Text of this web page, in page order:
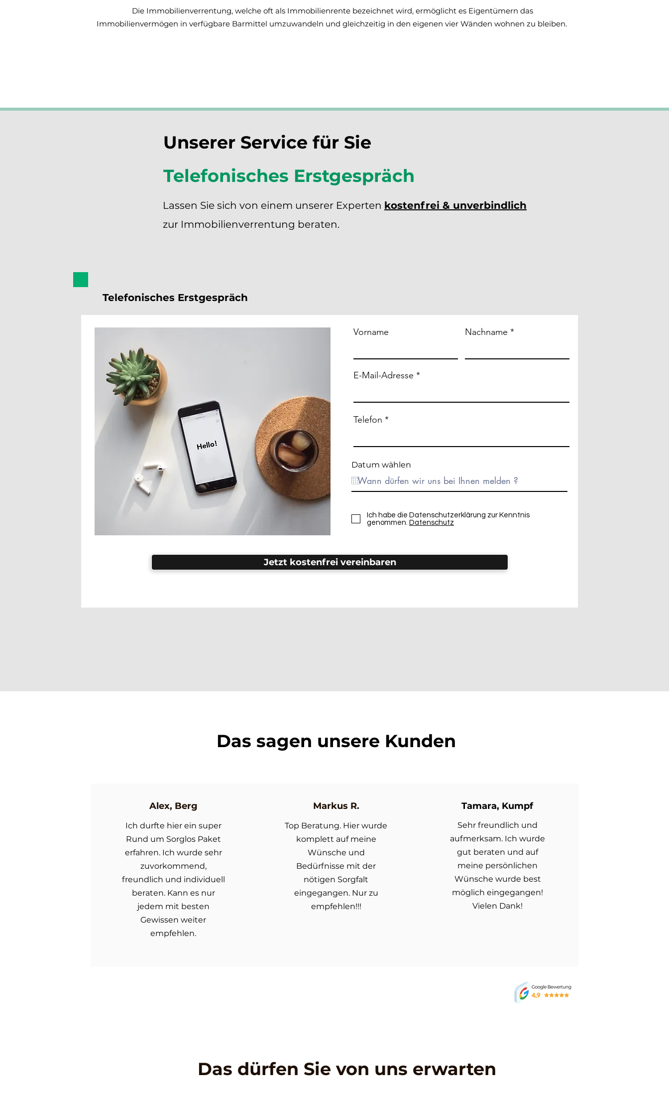
Die Immobilienverrentung, welche oft als Immobilienrente bezeichnet wird, ermöglicht es Eigentümern das
Immobilienvermögen in verfügbare Barmittel umzuwandeln und gleichzeitig in den eigenen vier Wänden wohnen zu bleiben.
Unserer Service für Sie
Telefonisches Erstgespräch
Lassen Sie sich von einem unserer Experten kostenfrei & unverbindlich
zur Immobilienverrentung beraten.
Telefonisches Erstgespräch
Vorname Nachname
E-Mail-Adresse
Telefon
Datum wählen
Ich habe die Datenschutzerklärung zur Kenntnis
genommen. Datenschutz
Jetzt kostenfrei vereinbaren
Das sagen unsere Kunden
Alex, Berg
Ich durfte hier ein super
Rund um Sorglos Paket
erfahren. Ich wurde sehr
zuvorkommend,
freundlich und individuell
beraten. Kann es nur
jedem mit besten
Gewissen weiter
empfehlen.
Markus R.
Top Beratung. Hier wurde
komplett auf meine
Wünsche und
Bedürfnisse mit der
nötigen Sorgfalt
eingegangen. Nur zu
empfehlen!!!
Tamara, Kumpf
Sehr freundlich und
aufmerksam. Ich wurde
gut beraten und auf
meine persönlichen
Wünsche wurde best
möglich eingegangen!
Vielen Dank!
Das dürfen Sie von uns erwarten